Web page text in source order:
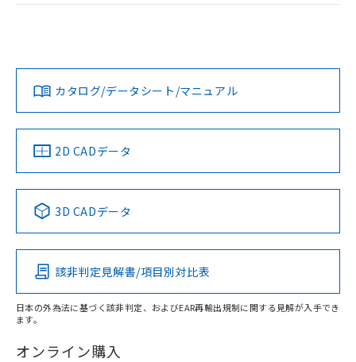
ログイン/会員登録
ダウンロードデータをご利用いただく前に、以下を必ずお読
みください。
ソフトウェアの使用条件
EU RoHS 注意事項・凡例
対応済み
中国 RoHS 注意事項・凡例
Pb Hg Cd Cr(VI)
O
在庫等で未対応品が混在する可能性があります。
LR型式承認
（イギリス
船舶規格）
DNV型式承認
（ノルウェー
BV型式承認
（フランス
KR型式
（韓国
No No No No
この製品の規格認証/適合状況ページへ
その他の認証はこちらのページからご検索ください
カタログ/データシート/マニュアル
2D CADデータ
3D CADデータ
該非判定見解書/項目別対比表
日本の外為法に基づく該非判定、およびEAR再輸出規制に関する見解が入手でき
ます。
オンライン購入